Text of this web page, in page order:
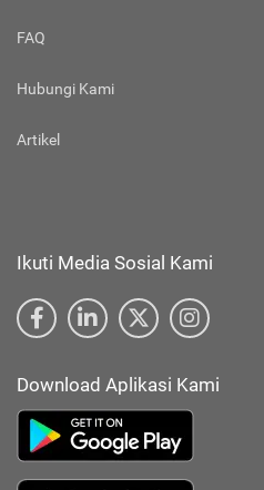
FAQ
Hubungi Kami
Artikel
Ikuti Media Sosial Kami
Download Aplikasi Kami